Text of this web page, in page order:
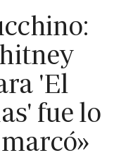
'El
fue lo